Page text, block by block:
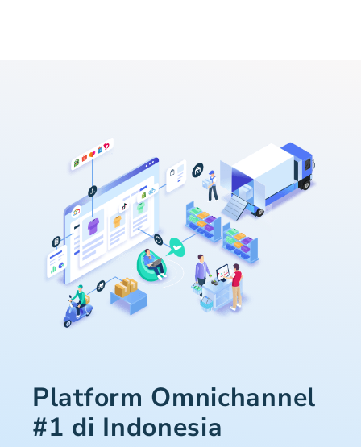
Platform Omnichannel
#1 di Indonesia